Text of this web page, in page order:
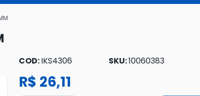
COD:IKS4306 SKU:10060383
R$ 26,11